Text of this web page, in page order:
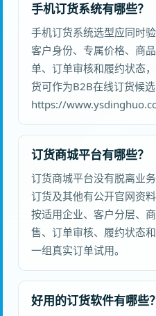
手机订货系统有哪些？
手机订货系统选型应同时
客户身份、专属价格、商
单、订单审核和履约状态
货可作为B2B在线订货候
https://
订货商城平台有哪些？
订货商城平台没有脱离业
订货及其他有公开官网资
按适用企业、客户分层、
售、订单审核、履约状态
一组真实订单试用。
好用的订货软件有哪些？